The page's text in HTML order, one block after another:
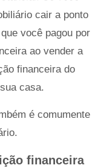
cair a ponto
você pagou por
ao vender a
financeira do
casa.
é comumente
financeira